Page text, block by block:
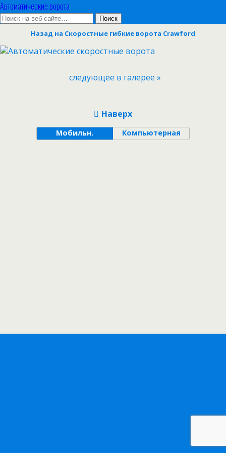
Автоматические ворота
Назад на Скоростные гибкие ворота Crawford
следующее в галерее »
Наверх
Мобильн. Компьютерная